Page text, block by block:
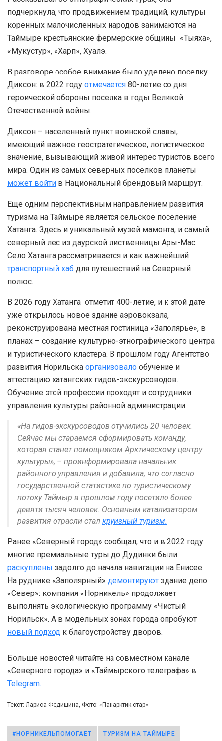
подчеркнула, что продвижением традиций, культуры
коренных малочисленных народов занимаются на
Таймыре крестьянские фермерские общины «Тыяха»,
«Мукустур», «Харп», Хуалэ.
В разговоре особое внимание было уделено поселку
Диксон: в 2022 году отмечается 80-летие со дня
героической обороны поселка в годы Великой
Отечественной войны.
Диксон – населенный пункт воинской славы,
имеющий важное геостратегическое, логистическое
значение, вызывающий живой интерес туристов всего
мира. Один из самых северных поселков планеты
может войти в Национальный брендовый маршрут.
Еще одним перспективным направлением развития
туризма на Таймыре является сельское поселение
Хатанга. Здесь и уникальный музей мамонта, и самый
северный лес из даурской лиственницы Ары-Мас.
Село Хатанга рассматривается и как важнейший
транспортный хаб для путешествий на Северный
полюс.
В 2026 году Хатанга отметит 400-летие, и к этой дате
уже открылось новое здание аэровокзала,
реконструирована местная гостиница «Заполярье», в
планах – создание культурно-этнографического центра
и туристического кластера. В прошлом году Агентство
развития Норильска организовало обучение и
аттестацию хатангских гидов-экскурсоводов.
Обучение этой профессии проходят и сотрудники
управления культуры районной администрации.
«На гидов-экскурсоводов отучились 20 человек.
Сейчас мы стараемся сформировать команду,
которая станет помощником Арктическому центру
культуры», – проинформировала начальник
районного управления и добавила, что согласно
государственной статистике по туристическому
потоку Таймыр в прошлом году посетило более
девяти тысяч человек. Основным катализатором
развития отрасли стал круизный туризм.
Ранее «Северный город» сообщал, что и в 2022 году
многие премиальные туры до Дудинки были
раскуплены задолго до начала навигации на Енисее.
На руднике «Заполярный» демонтируют здание депо
«Север»: компания «Норникель» продолжает
выполнять экологическую программу «Чистый
Норильск». А в модельных зонах города опробуют
новый подход к благоустройству дворов.
Больше новостей читайте на совместном канале
«Северного города» и «Таймырского телеграфа» в
Telegram.
Текст: Лариса Федишина, Фото: «Панарктик стар»
#НОРНИКЕЛЬПОМОГАЕТ ТУРИЗМ НА ТАЙМЫРЕ